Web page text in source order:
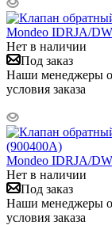
Mondeo IDRJA/
Нет в наличии
Под заказ
Наши менеджеры
условия заказа
Mondeo IDRJA/
Нет в наличии
Под заказ
Наши менеджеры
условия заказа